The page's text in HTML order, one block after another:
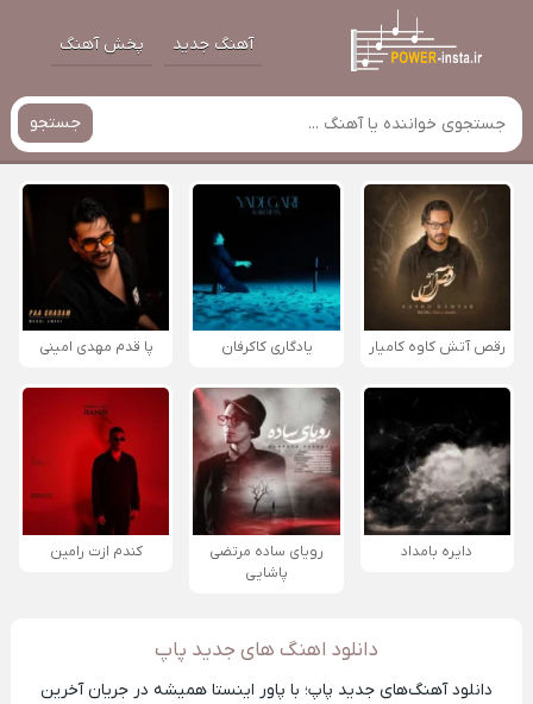
آهنگ جدید پخش آهنگ
جستجو
رقص آتش کاوه کامیار یادگاری کاکرفان پا قدم مهدی امینی
دایره بامداد
رویای ساده مرتضی
پاشایی
کندم ازت رامین
دانلود اهنگ های جدید پاپ
دانلود آهنگ‌های جدید پاپ؛ با پاور اینستا همیشه در جریان آخرین